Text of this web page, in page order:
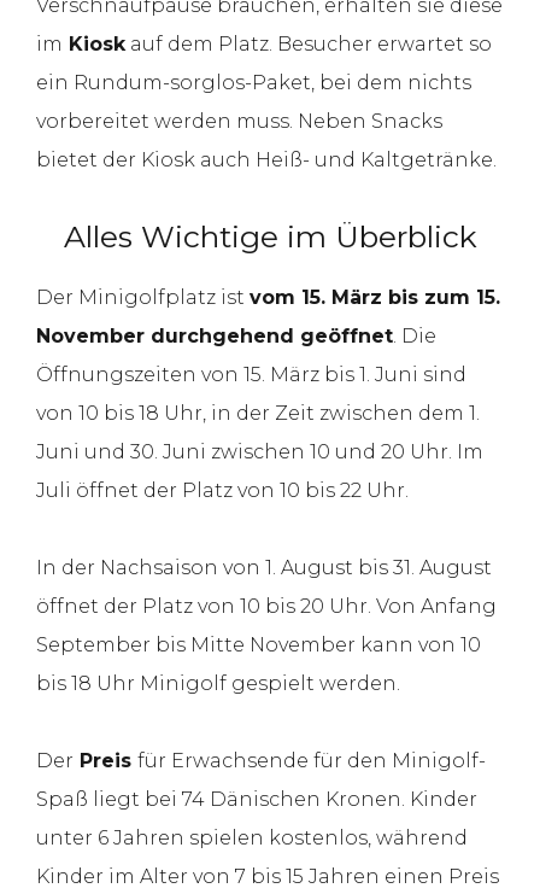
Verschnaufpause brauchen, erhalten sie diese
im Kiosk auf dem Platz. Besucher erwartet so
ein Rundum-sorglos-Paket, bei dem nichts
vorbereitet werden muss. Neben Snacks
bietet der Kiosk auch Heiß- und Kaltgetränke.
Alles Wichtige im Überblick
Der Minigolfplatz ist vom 15. März bis zum 15.
November durchgehend geöffnet . Die
Öffnungszeiten von 15. März bis 1. Juni sind
von 10 bis 18 Uhr, in der Zeit zwischen dem 1.
Juni und 30. Juni zwischen 10 und 20 Uhr. Im
Juli öffnet der Platz von 10 bis 22 Uhr.
In der Nachsaison von 1. August bis 31. August
öffnet der Platz von 10 bis 20 Uhr. Von Anfang
September bis Mitte November kann von 10
bis 18 Uhr Minigolf gespielt werden.
Der Preis für Erwachsende für den Minigolf-
Spaß liegt bei 74 Dänischen Kronen. Kinder
unter 6 Jahren spielen kostenlos, während
Kinder im Alter von 7 bis 15 Jahren einen Preis